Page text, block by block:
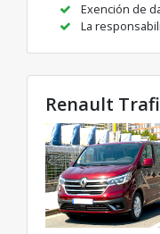
Exención de
La
Renault